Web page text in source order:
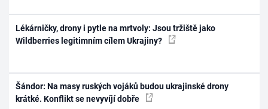
Lékárničky, drony i pytle na mrtvoly: Jsou tržiště jako
Wildberries legitimním cílem Ukrajiny?
Šándor: Na masy ruských vojáků budou ukrajinské drony
krátké. Konflikt se nevyvíjí dobře